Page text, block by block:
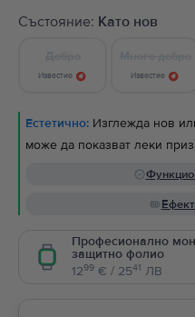
Състояние: Като нов
Известие Известие
Естетично: Изглежда нов
може да показват леки
Професионално
защитно фолио
1299 € / 2541 ЛВ